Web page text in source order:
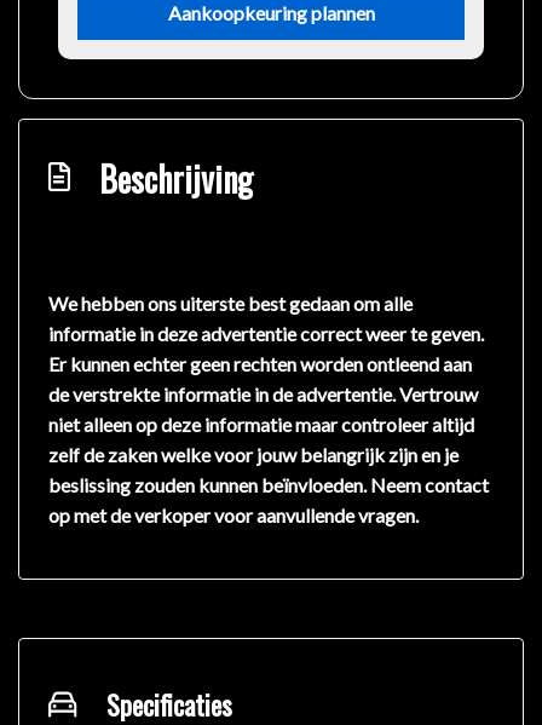
Aankoopkeuring plannen
Beschrijving
We hebben ons uiterste best gedaan om alle
informatie in deze advertentie correct weer te geven.
Er kunnen echter geen rechten worden ontleend aan
de verstrekte informatie in de advertentie. Vertrouw
niet alleen op deze informatie maar controleer altijd
zelf de zaken welke voor jouw belangrijk zijn en je
beslissing zouden kunnen beïnvloeden. Neem contact
op met de verkoper voor aanvullende vragen.
Specificaties